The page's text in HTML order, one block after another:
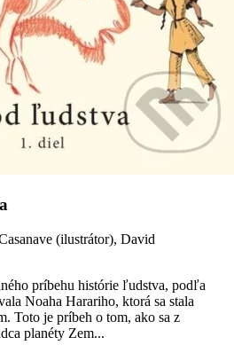
(ilustrátor), David
príbehu histórie ľudstva, podľa
Noaha Harariho, ktorá sa stala
Toto je príbeh o tom, ako sa z
planéty Zem...